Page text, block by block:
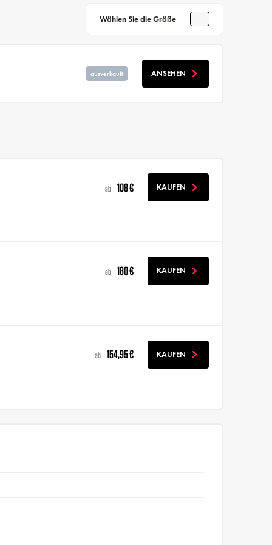
Wählen Sie die Größe
ausverkauft ANSEHEN
ab 108 € KAUFEN
ab 180 € KAUFEN
ab 154,95 € KAUFEN